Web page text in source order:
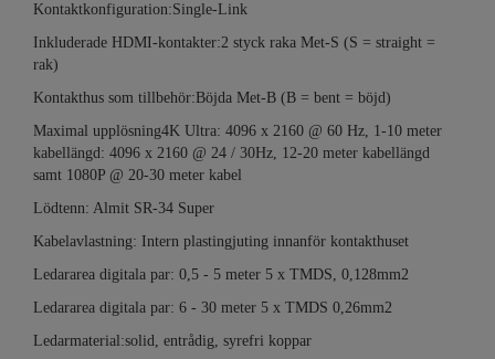
Kontaktkonfiguration:Single-Link
Inkluderade HDMI-kontakter:2 styck raka Met-S (S = straight =
rak)
Kontakthus som tillbehör:Böjda Met-B (B = bent = böjd)
Maximal upplösning4K Ultra: 4096 x 2160 @ 60 Hz, 1-10 meter
kabellängd: 4096 x 2160 @ 24 / 30Hz, 12-20 meter kabellängd
samt 1080P @ 20-30 meter kabel
Lödtenn: Almit SR-34 Super
Kabelavlastning: Intern plastingjuting innanför kontakthuset
Ledararea digitala par: 0,5 - 5 meter 5 x TMDS, 0,128mm2
Ledararea digitala par: 6 - 30 meter 5 x TMDS 0,26mm2
Ledarmaterial:solid, entrådig, syrefri koppar